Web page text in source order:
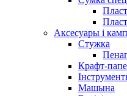
Аксесуары і
Стужка
Крафт-
Машына